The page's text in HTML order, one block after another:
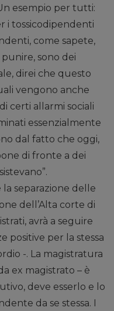
esempio per tutti:
i tossicodipendenti
come sapete,
sono dei
direi che questo
vengono anche
certi allarmi sociali
essenzialmente
dal fatto che oggi,
di fronte a dei
separazione delle
dell’Alta corte di
avrà a seguire
positive per la stessa
-. La magistratura
ex magistrato – è
deve esserlo e lo
da se stessa. I